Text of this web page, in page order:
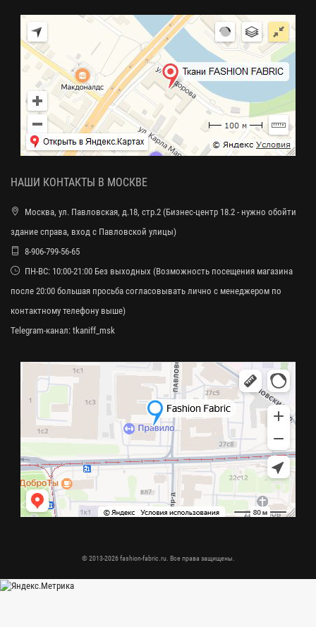
НАШИ КОНТАКТЫ В МОСКВЕ
Москва, ул. Павловская, д.18, стр.2 (Бизнес-центр 18.2 - нужно обойти
здание справа, вход с Павловской улицы)
8-906-799-56-65
ПН-ВС: 10:00-21:00 Без выходных (Возможность посещения магазина
после 20:00 большая просьба согласовывать лично с менеджером по
контактному телефону выше)
Telegram-канал: tkaniff_msk
© 2013-2026 fashion-fabric.ru. Все права защищены.